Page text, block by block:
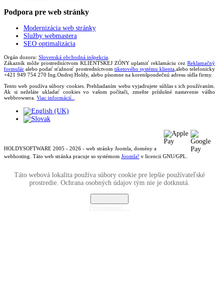
Podpora pre web stránky
Modernizácia web stránky
Služby webmastera
SEO optimalizácia
Orgán dozoru: Slovenská obchodná inšpekcia
Zákazník môže prostredníctvom KLIENTSKEJ ZÓNY uplatniť reklamáciu cez Reklamačný
formulár alebo podať sťažnosť prostredníctvom tiketového systému klienta,alebo telefonicky
+421 949 754 270 Ing.Ondrej Holdy, alebo písomne na korenšpondečnú adresu sídla firmy.
Tento web používa súbory cookies. Prehliadaním webu vyjadrujete súhlas s ich používaním.
Ak si neželáte ukladať cookies vo vašom počítači, zmeňte príslušné nastavenie vášho
webbrowsera. Viac informácií..
HOLDYSOFTWARE 2005 - 2026 - web stránky Joomla, domény a
webhosting. Táto web stránka pracuje so systémom Joomla! v licencii GNU/GPL.
Táto webová lokalita používa súbory cookie pre lepšie používateľské
prostredie. Ochrana osobných údajov tým nie je dotknutá.